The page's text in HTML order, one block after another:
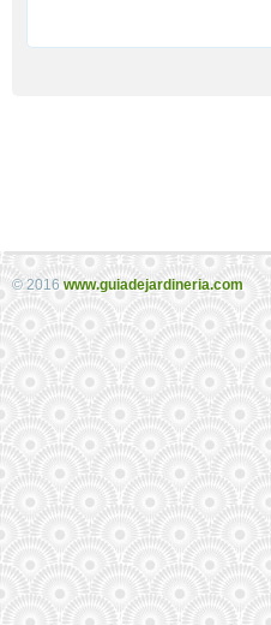
© 2016 www.guiadejardineria.com